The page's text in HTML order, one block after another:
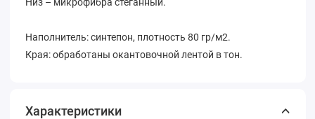
Наполнитель: синтепон, плотность 80 гр/м2.
Края: обработаны окантовочной лентой в тон.
Характеристики